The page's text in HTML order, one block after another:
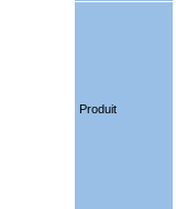
Produit